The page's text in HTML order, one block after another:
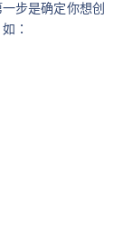
步是确定你想创
：